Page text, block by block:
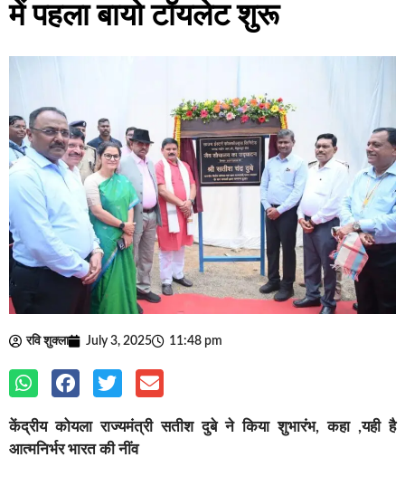
में पहला बायो टॉयलेट शुरू
रवि शुक्ला July 3, 2025 11:48 pm
केंद्रीय कोयला राज्यमंत्री सतीश दुबे ने किया शुभारंभ, कहा ,यही है
आत्मनिर्भर भारत की नींव